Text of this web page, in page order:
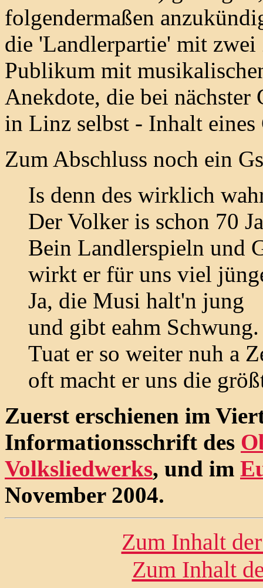
folgendermaßen
die 'Landlerpartie' mit
Publikum mit
Anekdote, die bei nächster
in Linz selbst - Inhalt
Zum Abschluss noch ein
Is denn des wirklich
Der Volker is schon 70
Bein Landlerspieln und
wirkt er für uns viel
Ja, die Musi halt'n jung
und gibt eahm Schwung.
Tuat er so weiter nuh a
oft macht er uns die
Zuerst erschienen im
Informationsschrift des
Volksliedwerks, und im
November 2004.
Zum Inhalt
Zum Inhalt